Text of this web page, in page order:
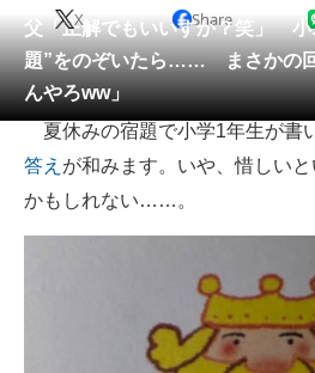
会員記事
メディア
注目記事を集めた総合ページ
ITの今と未来を見通す
進化するPCとデバイスの未来
好きが集まる 比べて選べる
父「正解でもいいすか？笑」 小
題”をのぞいたら…… まさかの
んやろww」
X Share
夏休みの宿題で小学1年生が書
答え が和みます。いや、惜しい
かもしれない……。